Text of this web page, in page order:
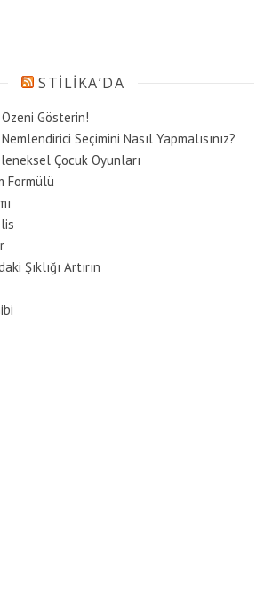
STILIKA’DA
Gösterin!
Seçimini Nasıl Yapmalısınız?
Çocuk Oyunları
Formülü
Şıklığı Artırın